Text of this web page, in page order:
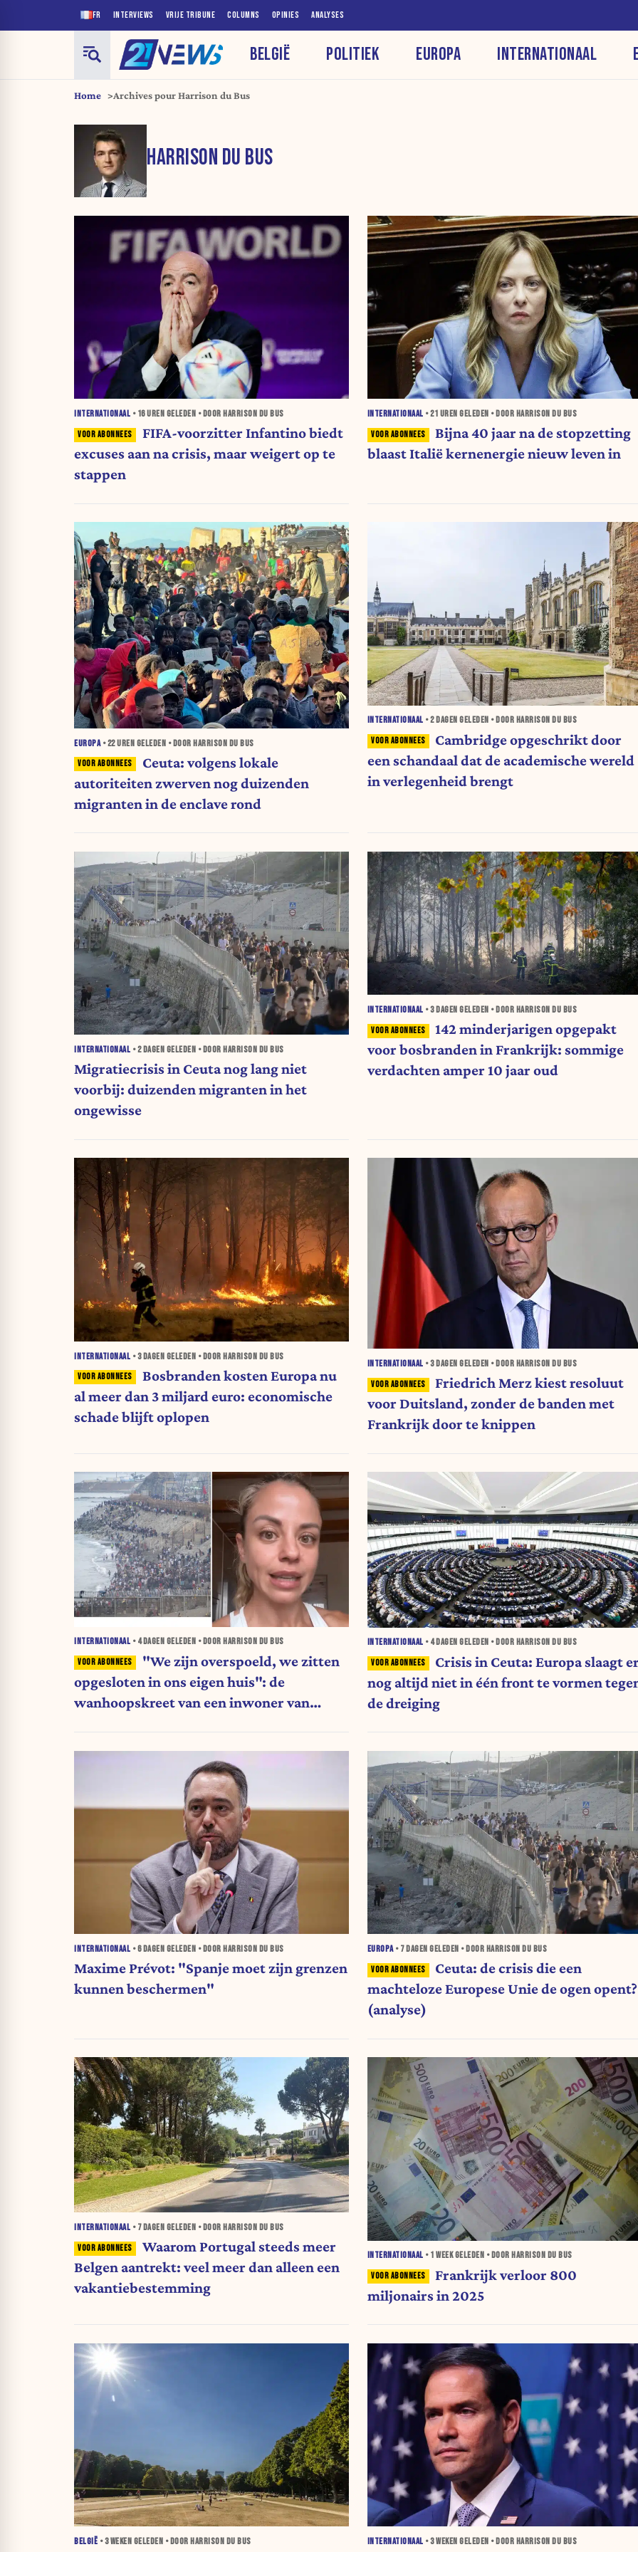
FR INTERVIEWS VRIJE TRIBUNE COLUMNS OPINIES ANALYSES
BELGIË POLITIEK EUROPA INTERNATIONAAL
Home Archives pour Harrison du Bus
HARRISON DU BUS
INTERNATIONAAL • 16 UREN GELEDEN • DOOR HARRISON DU BUS
FIFA-voorzitter Infantino biedt
excuses aan na crisis, maar weigert op te
stappen
INTERNATIONAAL •21 UREN GELEDEN • DOOR HARRISON DU BUS
Bijna 40 jaar na de stopzetting
blaast Italië kernenergie nieuw leven in
EUROPA•22 UREN GELEDEN • DOOR HARRISON DU BUS
Ceuta: volgens lokale
autoriteiten zwerven nog duizenden
migranten in de enclave rond
INTERNATIONAAL •2 DAGEN GELEDEN • DOOR HARRISON DU BUS
Cambridge opgeschrikt door
een schandaal dat de academische wereld
in verlegenheid brengt
INTERNATIONAAL •2 DAGEN GELEDEN • DOOR HARRISON DU BUS
Migratiecrisis in Ceuta nog lang niet
voorbij: duizenden migranten in het
ongewisse
INTERNATIONAAL •3 DAGEN GELEDEN • DOOR HARRISON DU BUS
142 minderjarigen opgepakt
voor bosbranden in Frankrijk: sommige
verdachten amper 10 jaar oud
INTERNATIONAAL •3 DAGEN GELEDEN • DOOR HARRISON DU BUS
Bosbranden kosten Europa nu
al meer dan 3 miljard euro: economische
schade blijft oplopen
INTERNATIONAAL •3 DAGEN GELEDEN • DOOR HARRISON DU BUS
Friedrich Merz kiest resoluut
voor Duitsland, zonder de banden met
Frankrijk door te knippen
INTERNATIONAAL • 4 DAGEN GELEDEN • DOOR HARRISON DU BUS
"We zijn overspoeld, we zitten
opgesloten in ons eigen huis": de
wanhoopskreet van een inwoner van
INTERNATIONAAL • 4 DAGEN GELEDEN • DOOR HARRISON DU BUS
Crisis in Ceuta: Europa slaagt
nog altijd niet in één front te vormen
de dreiging
INTERNATIONAAL •6 DAGEN GELEDEN • DOOR HARRISON DU BUS
Maxime Prévot: "Spanje moet zijn grenzen
kunnen beschermen"
EUROPA• 7 DAGEN GELEDEN • DOOR HARRISON DU BUS
Ceuta: de crisis die een
machteloze Europese Unie de ogen opent?
(analyse)
INTERNATIONAAL • 7 DAGEN GELEDEN • DOOR HARRISON DU BUS
Waarom Portugal steeds meer
Belgen aantrekt: veel meer dan alleen een
vakantiebestemming
INTERNATIONAAL • 1 WEEKGELEDEN • DOOR HARRISON DU BUS
Frankrijk verloor 800
miljonairs in 2025
BELGIË •3 WEKEN GELEDEN • DOOR HARRISON DU BUS INTERNATIONAAL •3 WEKEN GELEDEN • DOOR HARRISON DU BUS